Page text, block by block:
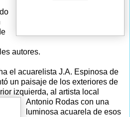
autores.
el acuarelista J.A. Espinosa de
un paisaje de los exteriores de
izquierda, al artista local
Antonio Rodas con una
luminosa acuarela de esos